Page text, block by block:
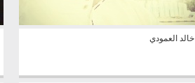
خالد العمودي